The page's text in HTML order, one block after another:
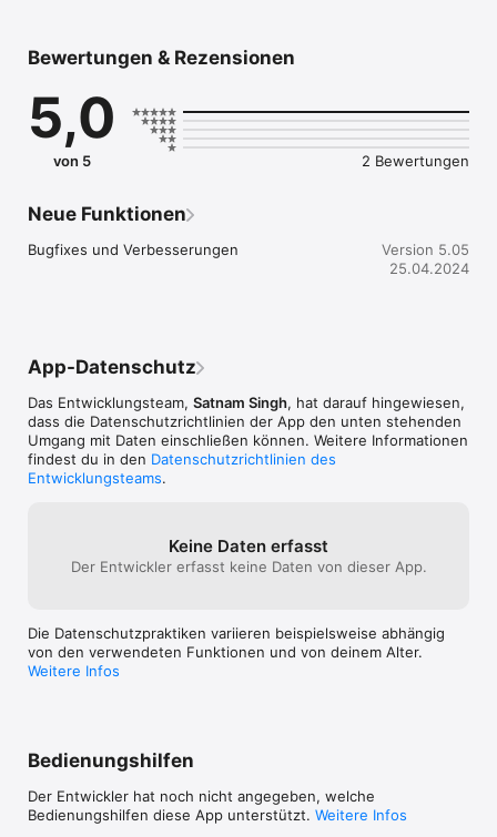
Bewertungen & Rezensionen
5,0
von 5 2 Bewertungen
Neue Funktionen
Bugfixes und Verbesserungen
Version 5.05
25.04.2024
App-Datenschutz
Das Entwicklungsteam, Satnam Singh, hat darauf hingewiesen,
dass die Datenschutz­richtlinien der App den unten stehenden
Umgang mit Daten einschließen können. Weitere Informationen
findest du in den Datenschutzrichtlinien des
Entwicklungsteams.
Keine Daten erfasst
Der Entwickler erfasst keine Daten von dieser App.
Die Datenschutzpraktiken variieren beispielsweise abhängig
von den verwendeten Funktionen und von deinem Alter.
Weitere Infos
Bedienungshilfen
Der Entwickler hat noch nicht angegeben, welche
Bedienungshilfen diese App unterstützt. Weitere Infos